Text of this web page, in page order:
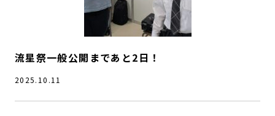
流星祭一般公開まであと2日！
2025.10.11